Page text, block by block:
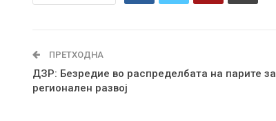
ПРЕТХОДНА
ДЗР: Безредие во распределбата на парите за
регионален развој